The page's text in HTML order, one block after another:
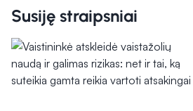
Susiję straipsniai